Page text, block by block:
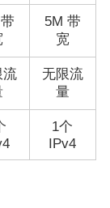
5M 带
宽
流
无限流
量
1个
IPv4